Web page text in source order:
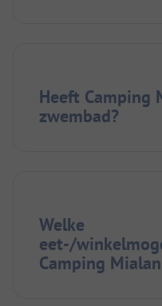
Heeft Camping
zwembad?
Welke
eet-/
Camping